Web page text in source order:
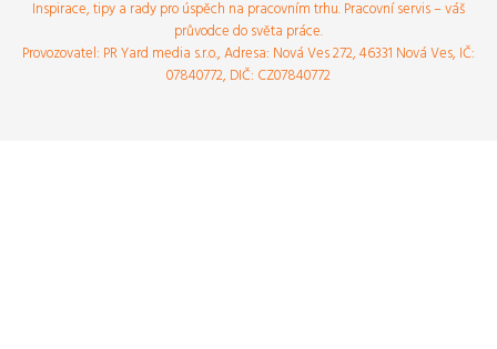
Inspirace, tipy a rady pro úspěch na pracovním trhu. Pracovní servis – váš
průvodce do světa práce.
Provozovatel: PR Yard media s.r.o., Adresa: Nová Ves 272, 46331 Nová Ves, IČ:
07840772, DIČ: CZ07840772